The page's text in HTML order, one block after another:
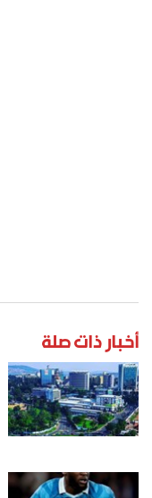
أخبار ذات صلة